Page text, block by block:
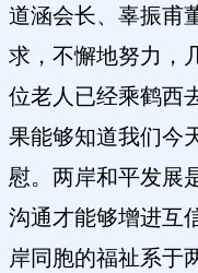
道涵会长、辜振甫
求，不懈地努力，
位老人已经乘鹤西
果能够知道我们今
慰。两岸和平发展
沟通才能够增进互
岸同胞的福祉系于